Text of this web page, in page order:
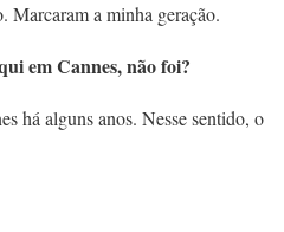
Marcaram a minha geração.
em Cannes, não foi?
há alguns anos. Nesse sentido, o